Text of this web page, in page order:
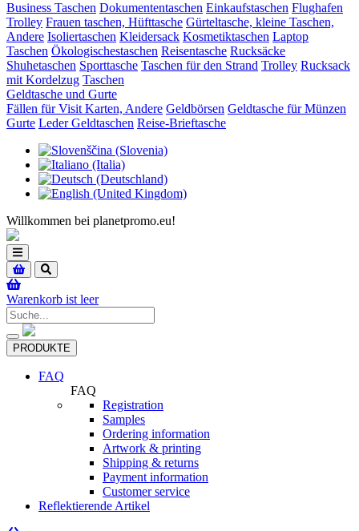
Business Taschen Dokumententaschen Einkaufstaschen Flughafen
Trolley Frauen taschen, Hüfttasche Gürteltasche, kleine Taschen,
Andere Isoliertaschen Kleidersack Kosmetiktaschen Laptop
Taschen Ökologischestaschen Reisentasche Rucksäcke
Shuhetaschen Sporttasche Taschen für den Strand Trolley Rucksack
mit Kordelzug Taschen
Geldtasche und Gurte
Fällen für Visit Karten, Andere Geldbörsen Geldtasche für Münzen
Gurte Leder Geldtaschen Reise-Brieftasche
Willkommen bei planetpromo.eu!
Toggle
navigation
Warenkorb ist leer
Toggle
navigation
PRODUKTE
FAQ
FAQ
Registration
Samples
Ordering information
Artwork & printing
Shipping & returns
Payment information
Customer service
Reflektierende Artikel